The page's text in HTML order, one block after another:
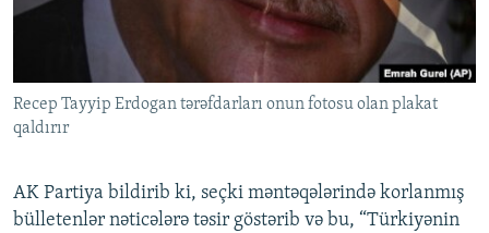
Recep Tayyip Erdogan tərəfdarları onun fotosu olan plakat
qaldırır
AK Partiya bildirib ki, seçki məntəqələrində korlanmış
bülletenlər nəticələrə təsir göstərib və bu, “Türkiyənin